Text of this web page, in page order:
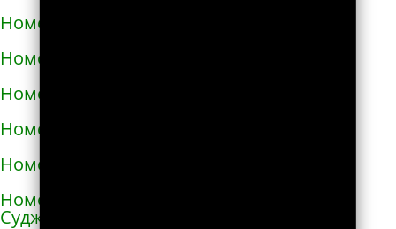
Номера телефонов такси в Амурске
Номера телефонов такси в Анадыре
Номера телефонов такси в Анапе
Номера телефонов такси в Ангарске
Номера телефонов такси в Андреаполе
Номера телефонов такси в Анжеро-
Судженске